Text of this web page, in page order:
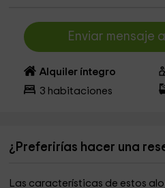
Enviar mensaje
Alquiler íntegro
3 habitaciones
¿Preferirías hacer una
Las características de estos